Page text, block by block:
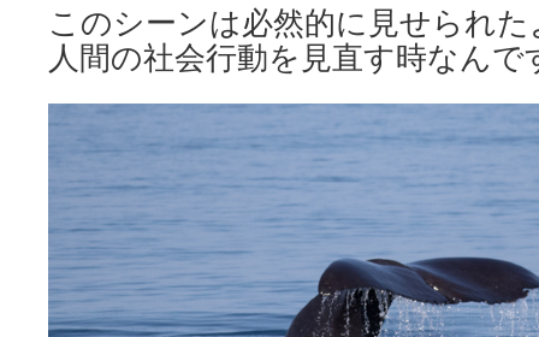
このシーンは必然的に見せられ
人間の社会行動を見直す時なんで